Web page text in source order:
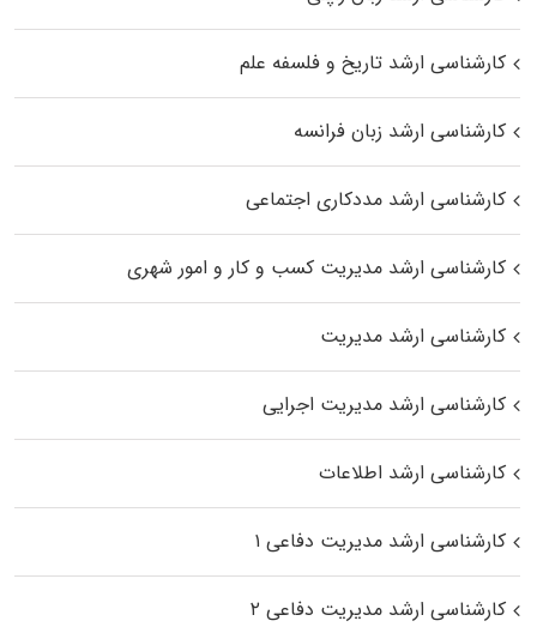
کارشناسی ارشد تاریخ و فلسفه علم
کارشناسی ارشد زبان فرانسه
کارشناسی ارشد مددکاری اجتماعی
کارشناسی ارشد مدیریت کسب و کار و امور شهری
کارشناسی ارشد مدیریت
کارشناسی ارشد مدیریت اجرایی
کارشناسی ارشد اطلاعات
کارشناسی ارشد مدیریت دفاعی ۱
کارشناسی ارشد مدیریت دفاعی ۲